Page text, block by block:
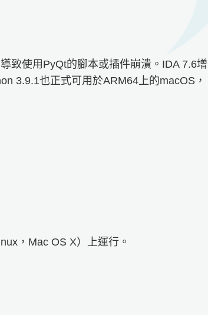
致使用PyQt的腳本或插件崩潰。IDA 7.6增
3.9.1也正式可用於ARM64上的macOS，
，Mac OS X）上運行。